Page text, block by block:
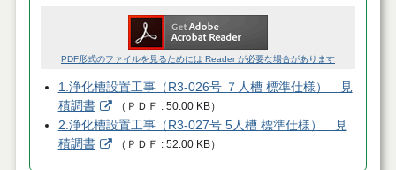
PDF形式のファイルを見るためには Reader が必要な場合があります
1.浄化槽設置工事（R3-026号 ７人槽 標準仕様） 見
積調書
（ ＰＤＦ 50.00 KB）
2.浄化槽設置工事（R3-027号 5人槽 標準仕様） 見
積調書
（ ＰＤＦ 52.00 KB）